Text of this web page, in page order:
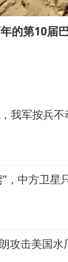
创始人贾国龙
六爷挂得多 就
的第10届
我军按兵
，中方卫星
攻击美国